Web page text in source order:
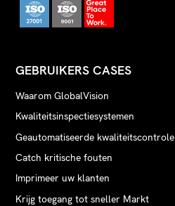
GEBRUIKERS CASES
Waarom GlobalVision
Kwaliteitsinspectiesystemen
Geautomatiseerde kwaliteitscontrole
Catch kritische fouten
Imprimeer uw klanten
Krijg toegang tot sneller Markt